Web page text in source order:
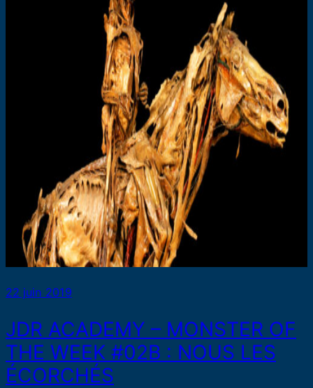
22 juin 2019
JDR ACADEMY – MONSTER OF
THE WEEK #02B : NOUS LES
ÉCORCHÉS